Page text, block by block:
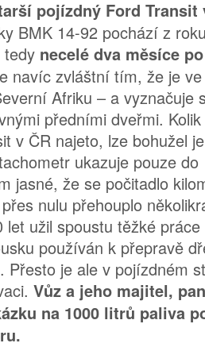
pojízdný Ford Transit
BMK 14-92 pochází z
necelé dva měsíce
navíc zvláštní tím, že je
Afriku – a vyznačuje
předními dveřmi.
v ČR najeto, lze bohužel
ukazuje pouze
jasné, že se počitadlo
nulu přehouplo
let užil spoustu těžké
používán k přepravě
Přesto je ale v pojízdném
Vůz a jeho majitel,
na 1000 litrů paliva